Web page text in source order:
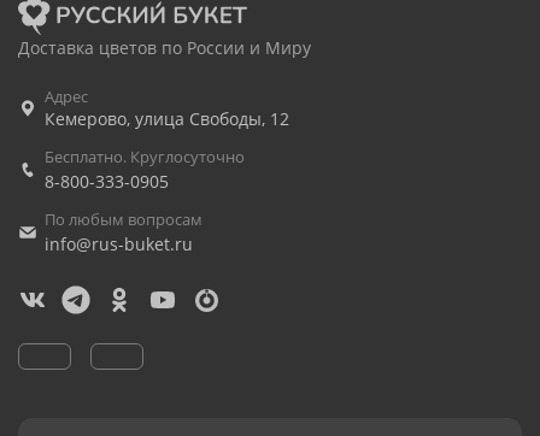
Доставка цветов по России и Миру
Адрес
Кемерово, улица Свободы, 12
Бесплатно. Круглосуточно
8-800-333-0905
По любым вопросам
info@rus-buket.ru